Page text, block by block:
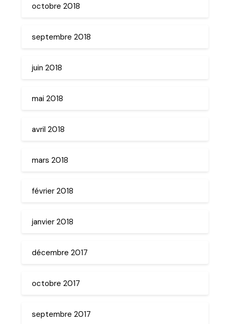
octobre 2018
septembre 2018
juin 2018
mai 2018
avril 2018
mars 2018
février 2018
janvier 2018
décembre 2017
octobre 2017
septembre 2017